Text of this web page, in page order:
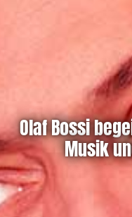
Olaf Bossi
Musik